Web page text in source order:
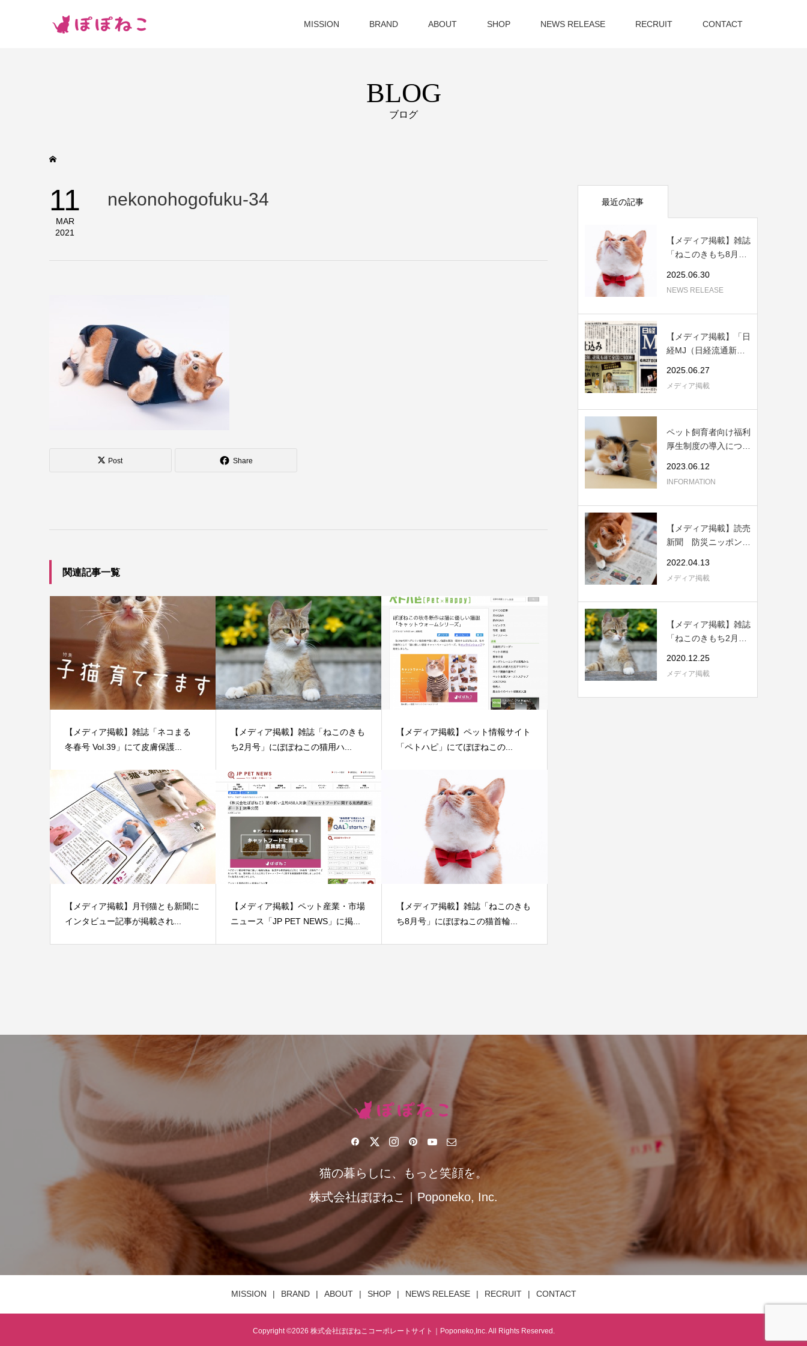
MISSION BRAND ABOUT SHOP NEWS RELEASE RECRUIT CONTACT
BLOG
ブログ
11
MAR
2021
nekonohogofuku-34
Post Share
関連記事一覧
【メディア掲載】雑誌「ネコまる
冬春号 Vol.39」にて皮膚保護...
【メディア掲載】雑誌「ねこのきも
ち2月号」にぽぽねこの猫用ハ...
【メディア掲載】ペット情報サイト
「ペトハピ」にてぽぽねこの...
【メディア掲載】月刊猫とも新聞に
インタビュー記事が掲載され...
【メディア掲載】ペット産業・市場
ニュース「JP PET NEWS」に掲...
【メディア掲載】雑誌「ねこのきも
ち8月号」にぽぽねこの猫首輪...
最近の記事
【メディア掲載】雑誌
「ねこのきもち8月
2025.06.30
NEWS RELEASE
【メディア掲載】「日
経MJ（日経流通新
2025.06.27
メディア掲載
ペット飼育者向け福利
厚生制度の導入につい
2023.06.12
INFORMATION
【メディア掲載】読売
新聞 防災ニッポンに
2022.04.13
メディア掲載
【メディア掲載】雑誌
「ねこのきもち2月
2020.12.25
メディア掲載
猫の暮らしに、もっと笑顔を。
株式会社ぽぽねこ｜Poponeko, Inc.
MISSION BRAND ABOUT SHOP NEWS RELEASE RECRUIT CONTACT
Copyright ©2026 株式会社ぽぽねこコーポレートサイト｜Poponeko,Inc. All Rights Reserved.